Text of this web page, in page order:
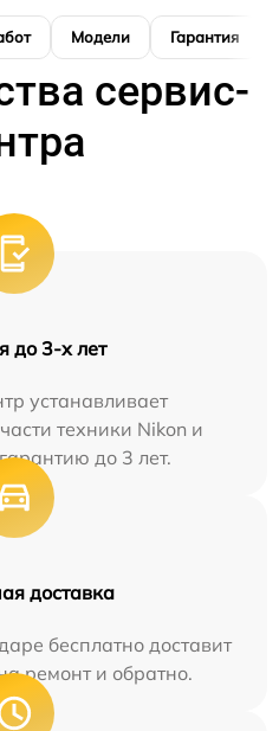
Модели Гарантия
сервис-
до 3-х лет
устанавливает
техники Nikon и
до 3 лет.
доставка
бесплатно доставит
ремонт и обратно.